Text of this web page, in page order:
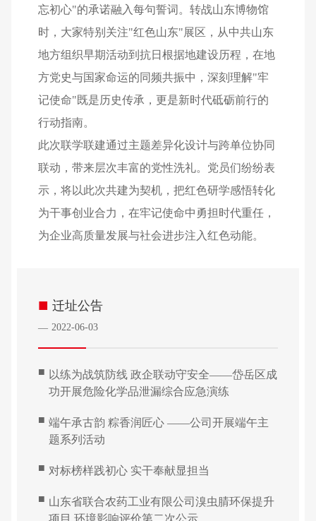
忘初心"的承诺融入每句誓词。转战山东博物馆
时，大家特别关注"红色山东"展区，从中共山东
地方组织早期活动到抗日根据地建设历程，在地
方党史与国家命运的同频共振中，深刻理解"牢
记使命"既是历史传承，更是新时代砥砺前行的
行动指南。
此次联学联建通过主题差异化设计与跨单位协同
联动，带来层次丰富的党性洗礼。党员们纷纷表
示，将以此次共建为契机，把红色研学感悟转化
为干事创业合力，在牢记使命中勇担时代重任，
为企业高质量发展与社会进步注入红色动能。
■ 迁址公告
— 2022-06-03
■ 以练为战筑防线 政企联动守安全——岱岳区成
功开展危险化学品泄漏综合应急演练
■ 端午承古韵 粽香润匠心 ——公司开展端午主
题系列活动
■ 对标榜样践初心 实干奉献显担当
■ 山东省联合农药工业有限公司溴虫腈环保提升